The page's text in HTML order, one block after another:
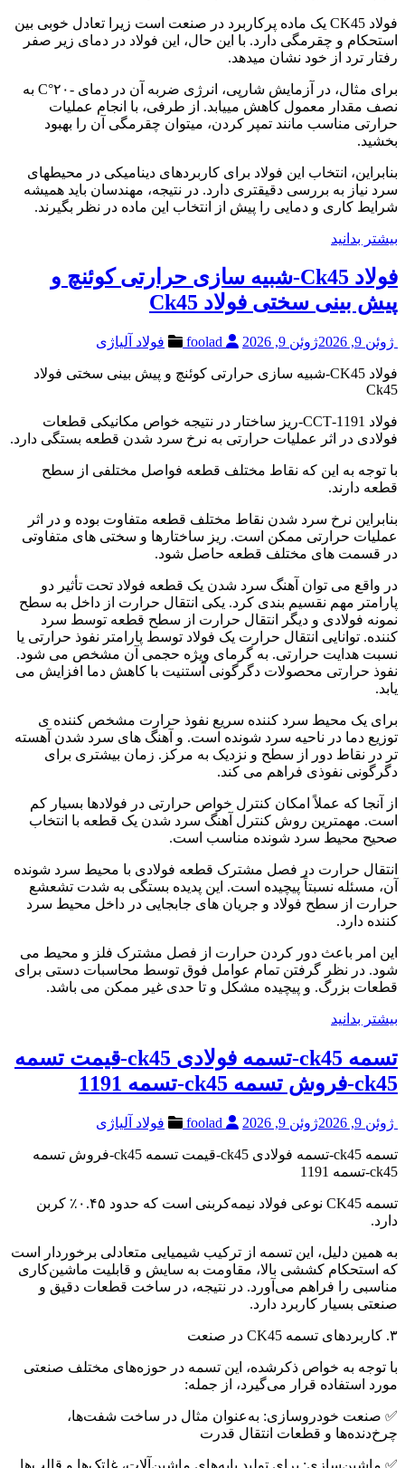
فولاد CK45 یک ماده پرکاربرد در صنعت است زیرا تعادل خوبی بین
استحکام و چقرمگی دارد. با این حال، این فولاد در دمای زیر صفر
رفتار ترد از خود نشان میدهد.
برای مثال، در آزمایش شارپی، انرژی ضربه آن در دمای -۲۰°C به
نصف مقدار معمول کاهش مییابد. از طرفی، با انجام عملیات
حرارتی مناسب مانند تمپر کردن، میتوان چقرمگی آن را بهبود
بخشید.
بنابراین، انتخاب این فولاد برای کاربردهای دینامیکی در محیطهای
سرد نیاز به بررسی دقیقتری دارد. در نتیجه، مهندسان باید همیشه
شرایط کاری و دمایی را پیش از انتخاب این ماده در نظر بگیرند.
بیشتر بدانید
فولاد Ck45-شبیه سازی حرارتی کوئنچ و
پیش بینی سختی فولاد Ck45
ژوئن 9, 2026 ژوئن 9, 2026 فولاد آلیاژی
فولاد CK45-شبیه سازی حرارتی کوئنچ و پیش بینی سختی فولاد
Ck45
فولاد 1191-CCT-ریز ساختار در نتیجه خواص مکانیکی قطعات
فولادی در اثر عملیات حرارتی به نرخ سرد شدن قطعه بستگی دارد.
با توجه به این که نقاط مختلف قطعه فواصل مختلفی از سطح
قطعه دارند.
بنابراین نرخ سرد شدن نقاط مختلف قطعه متفاوت بوده و در اثر
عملیات حرارتی ممکن است. ریز ساختارها و سختی های متفاوتی
در قسمت های مختلف قطعه حاصل شود.
در واقع می توان آهنگ سرد شدن یک قطعه فولاد تحت تأثیر دو
پارامتر مهم نقسیم بندی کرد. یکی انتقال حرارت از داخل به سطح
نمونه فولادی و دیگر انتقال حرارت از سطح قطعه توسط سرد
کننده. توانایی انتقال حرارت یک فولاد توسط پارامتر نفوذ حرارتی یا
نسبت هدایت حرارتی. به گرمای ویژه حجمی آن مشخص می شود.
نفوذ حرارتی محصولات دگرگونی آستنیت با کاهش دما افزایش می
یابد.
برای یک محیط سرد کننده سریع نفوذ حرارت مشخص کننده ی
توزیع دما در ناحیه سرد شونده است. و آهنگ های سرد شدن آهسته
تر در نقاط دور از سطح و نزدیک به مرکز. زمان بیشتری برای
دگرگونی نفوذی فراهم می کند.
از آنجا که عملاً امکان کنترل خواص حرارتی در فولادها بسیار کم
است. مهمترین روش کنترل آهنگ سرد شدن یک قطعه با انتخاب
صحیح محیط سرد شونده مناسب است.
انتقال حرارت در فصل مشترک قطعه فولادی با محیط سرد شونده
آن، مسئله نسبتاً پیچیده است. این پدیده بستگی به شدت تشعشع
حرارت از سطح فولاد و جریان های جابجایی در داخل محیط سرد
کننده دارد.
این امر باعث دور کردن حرارت از فصل مشترک فلز و محیط می
شود. در نظر گرفتن تمام عوامل فوق توسط محاسبات دستی برای
قطعات بزرگ. و پیچیده مشکل و تا حدی غیر ممکن می باشد.
بیشتر بدانید
تسمه ck45-تسمه فولادی ck45-قیمت تسمه
ck45-فروش تسمه ck45-تسمه 1191
ژوئن 9, 2026 ژوئن 9, 2026 فولاد آلیاژی
تسمه ck45-تسمه فولادی ck45-قیمت تسمه ck45-فروش تسمه
ck45-تسمه 1191
تسمه CK45 نوعی فولاد نیمه‌کربنی است که حدود ۰.۴۵٪ کربن
دارد.
به همین دلیل، این تسمه از ترکیب شیمیایی متعادلی برخوردار است
که استحکام کششی بالا، مقاومت به سایش و قابلیت ماشین‌کاری
مناسبی را فراهم می‌آورد. در نتیجه، در ساخت قطعات دقیق و
صنعتی بسیار کاربرد دارد.
۳. کاربردهای تسمه CK45 در صنعت
با توجه به خواص ذکرشده، این تسمه در حوزه‌های مختلف صنعتی
مورد استفاده قرار می‌گیرد، از جمله:
✅ صنعت خودروسازی: به‌عنوان مثال در ساخت شفت‌ها،
چرخ‌دنده‌ها و قطعات انتقال قدرت